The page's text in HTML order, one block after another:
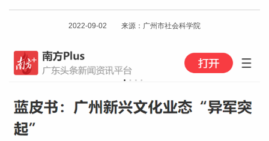
2022-09-02 来源：广州市社会科学院